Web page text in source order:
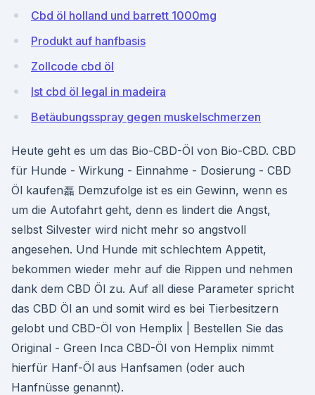
Cbd öl holland und barrett 1000mg
Produkt auf hanfbasis
Zollcode cbd öl
Ist cbd öl legal in madeira
Betäubungsspray gegen muskelschmerzen
Heute geht es um das Bio-CBD-Öl von Bio-CBD. CBD
für Hunde - Wirkung - Einnahme - Dosierung - CBD
Öl kaufen磊 Demzufolge ist es ein Gewinn, wenn es
um die Autofahrt geht, denn es lindert die Angst,
selbst Silvester wird nicht mehr so angstvoll
angesehen. Und Hunde mit schlechtem Appetit,
bekommen wieder mehr auf die Rippen und nehmen
dank dem CBD Öl zu. Auf all diese Parameter spricht
das CBD Öl an und somit wird es bei Tierbesitzern
gelobt und CBD-Öl von Hemplix | Bestellen Sie das
Original - Green Inca CBD-Öl von Hemplix nimmt
hierfür Hanf-Öl aus Hanfsamen (oder auch
Hanfnüsse genannt).